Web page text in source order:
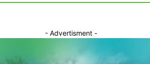
- Advertisment -